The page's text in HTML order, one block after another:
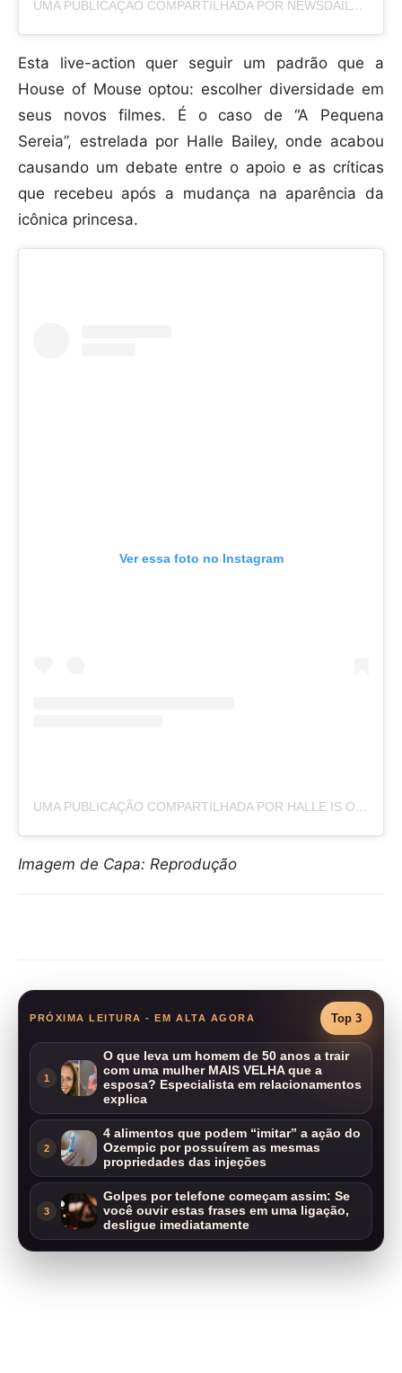
UMA PUBLICAÇÃO COMPARTILHADA POR NEWSDAILY (@NEWSDAILYASIA)
Esta live-action quer seguir um padrão que a
House of Mouse optou: escolher diversidade em
seus novos filmes. É o caso de “A Pequena
Sereia”, estrelada por Halle Bailey, onde acabou
causando um debate entre o apoio e as críticas
que recebeu após a mudança na aparência da
icônica princesa.
Ver essa foto no Instagram
UMA PUBLICAÇÃO COMPARTILHADA POR HALLE IS OUR PRINCESS ARIEL! (@MERMAIDLIVEACTION)
Imagem de Capa: Reprodução
PRÓXIMA LEITURA - EM ALTA AGORA Top 3
1
O que leva um homem de 50 anos a trair
com uma mulher MAIS VELHA que a
esposa? Especialista em relacionamentos
explica
2
4 alimentos que podem “imitar” a ação do
Ozempic por possuírem as mesmas
propriedades das injeções
3
Golpes por telefone começam assim: Se
você ouvir estas frases em uma ligação,
desligue imediatamente